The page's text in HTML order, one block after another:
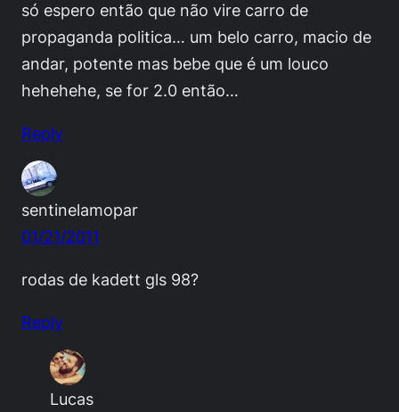
só espero então que não vire carro de
propaganda politica… um belo carro, macio de
andar, potente mas bebe que é um louco
hehehehe, se for 2.0 então…
Reply
sentinelamopar
01/21/2011
rodas de kadett gls 98?
Reply
Lucas